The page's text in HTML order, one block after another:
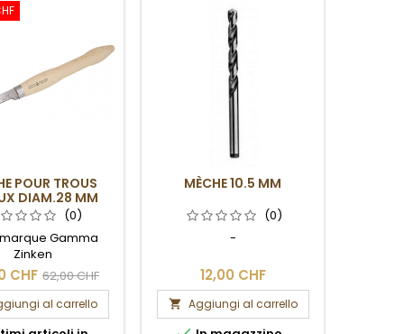
POUR TROUS
DIAM.28 MM
(0)
Gamma
Zinken
CHF 62,00 CHF
al carrello
MÈCHE 10.5 MM
(0)
-
12,00 CHF
 Aggiungi al carrello